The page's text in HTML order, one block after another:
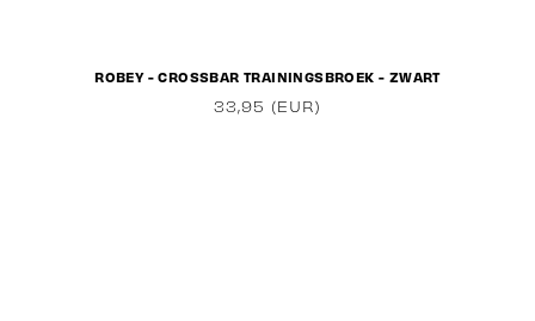
ROBEY - CROSSBAR TRAININGSBROEK - ZWART
33,95 (EUR)